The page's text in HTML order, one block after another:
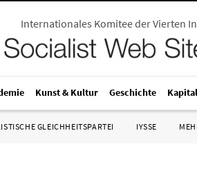
Internationales Komitee der Vierten
Kunst & Kultur Geschichte
GLEICHHEITSPARTEI IYSSE